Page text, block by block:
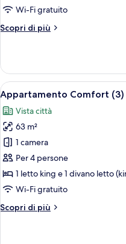
(2) Wi-Fi gratuito
Scopri di più
Altri
Comfort
(2)
Apri
tutte
le
foto
per
Appartamento
Comfort
(3)
7
Appartamento Comfort (3)
Vista città
63 m²
1 camera
Per 4 persone
1 letto king e 1 divano letto
Wi-Fi gratuito
Scopri di più
Altri